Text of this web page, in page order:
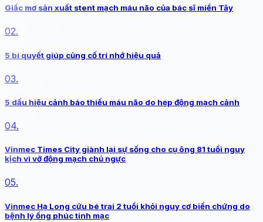
Giấc mơ sản xuất stent mạch máu não của bác sĩ miền Tây
02.
5 bí quyết giúp củng cố trí nhớ hiệu quả
03.
5 dấu hiệu cảnh báo thiếu máu não do hẹp động mạch cảnh
04.
Vinmec Times City giành lại sự sống cho cụ ông 81 tuổi nguy
kịch vì vỡ động mạch chủ ngực
05.
Vinmec Hạ Long cứu bé trai 2 tuổi khỏi nguy cơ biến chứng do
bệnh lý ống phúc tinh mạc